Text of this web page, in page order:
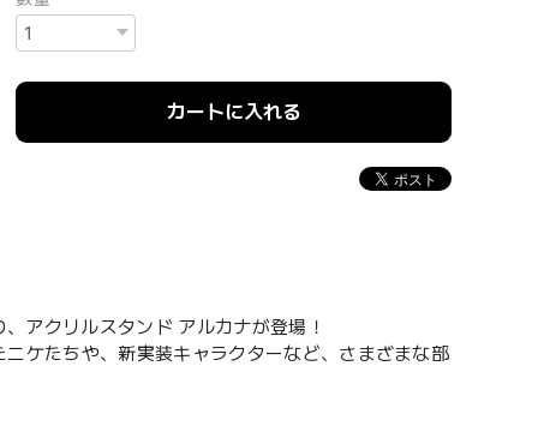
カートに入れる
アクリルスタンド アルカナが登場！
ケたちや、新実装キャラクターなど、さまざまな部